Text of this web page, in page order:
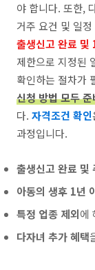
야 합니다. 또한,
거주 요건 및 일
출생신고 완료 및
제한으로 지정된
확인하는 절차가
신청 방법 모두
다. 자격조건 확인
과정입니다.
출생신고 완료 및
아동의 생후 1년
특정 업종 제외에
다자녀 추가 혜택